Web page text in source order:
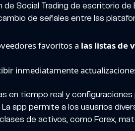
Social Trading de escritorio
de señales entre las
favoritos a las listas de
inmediatamente
tiempo real y configuraciones
app permite a los usuarios
de activos, como Forex,